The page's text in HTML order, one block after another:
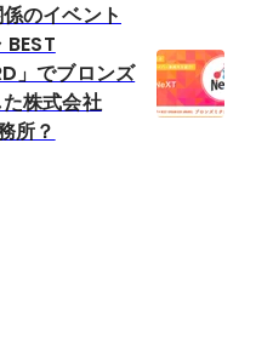
のイベント
」でブロンズ
株式会社
所？